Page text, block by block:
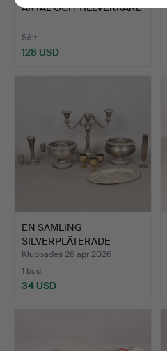
ÅRTAL OCH TILLVERKARE
Sålt
128 USD
EN SAMLING
SILVERPLÄTERADE
VAROR (ANTAL).
Klubbades 26 apr 2026
1 bud
34 USD